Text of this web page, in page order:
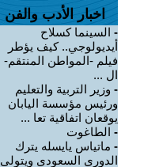
اخبار الأدب والفن
- السينما كسلاح
أيديولوجي.. كيف يؤطر
فيلم -المواطن المنتقم-
ال ...
- وزير التربية والتعليم
ورئيس مؤسسة اليابان
يوقعان اتفاقية تعا ...
- الطاغوت
- ماتياس يايسله يترك
الدوري السعودي ويتولى